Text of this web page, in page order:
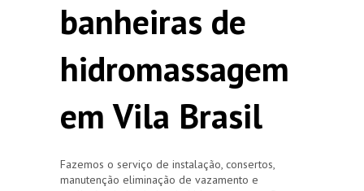
banheiras de
hidromassagem
em Vila Brasil
Fazemos o serviço de instalação, consertos,
manutenção eliminação de vazamento e